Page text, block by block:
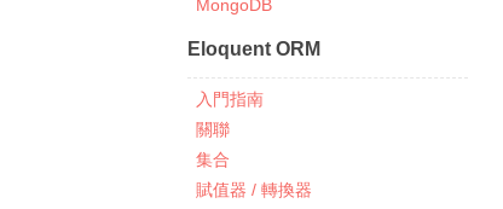
MongoDB
Eloquent ORM
入門指南
關聯
集合
賦值器 / 轉換器